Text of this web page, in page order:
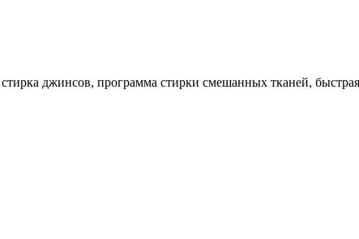
джинсов, программа стирки смешанных тканей,